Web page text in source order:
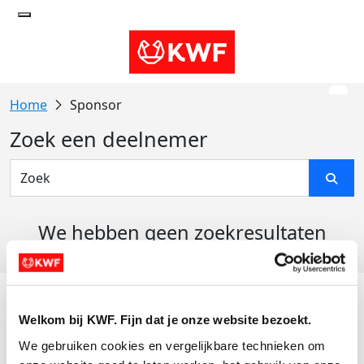
Welkom bij KWF. Fijn dat je onze website bezoekt.
We gebruiken cookies en vergelijkbare technieken om
Sponsor
Zoek een deelnemer
We hebben geen zoekresultaten
Actiematerialen
Evenementen